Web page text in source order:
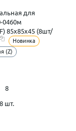
для
0460м
85х85х45 (8шт/
Новинка
(Z)
8
8 шт.